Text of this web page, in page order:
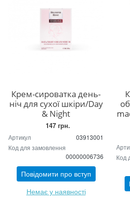
Крем-сироватка день-
ніч для сухої шкіри/Day
& Night
147 грн.
Артикул
03913001
Код для замовлення
00000006736
Повідомити про вступ
Немає у наявності
Код